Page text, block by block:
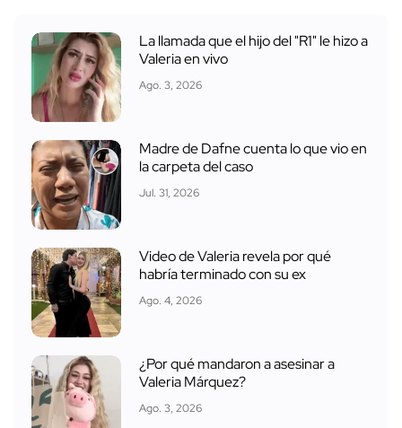
La llamada que el hijo del "R1" le hizo a
Valeria en vivo
Ago. 3, 2026
Madre de Dafne cuenta lo que vio en
la carpeta del caso
Jul. 31, 2026
Video de Valeria revela por qué
habría terminado con su ex
Ago. 4, 2026
¿Por qué mandaron a asesinar a
Valeria Márquez?
Ago. 3, 2026